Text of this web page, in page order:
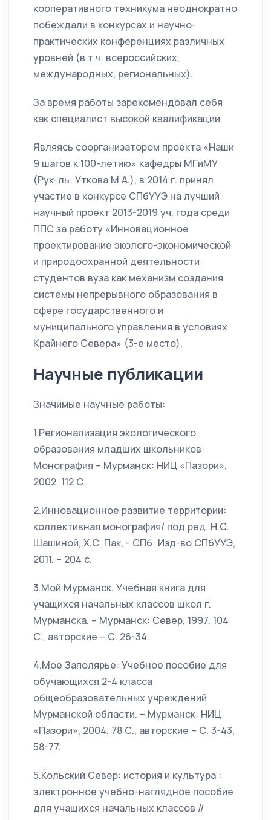
кооперативного техникума неоднократно
побеждали в конкурсах и научно-
практических конференциях различных
уровней (в т.ч. всероссийских,
международных, региональных).
За время работы зарекомендовал себя
как специалист высокой квалификации.
Являясь соорганизатором проекта «Наши
9 шагов к 100-летию» кафедры МГиМУ
(Рук-ль: Уткова М.А.), в 2014 г. принял
участие в конкурсе СПбУУЭ на лучший
научный проект 2013-2019 уч. года среди
ППС за работу «Инновационное
проектирование эколого-экономической
и природоохранной деятельности
студентов вуза как механизм создания
системы непрерывного образования в
сфере государственного и
муниципального управления в условиях
Крайнего Севера» (3-е место).
Научные публикации
Значимые научные работы:
1.Регионализация экологического
образования младших школьников:
Монография – Мурманск: НИЦ «Пазори»,
2002. 112 С.
2.Инновационное развитие территории:
коллективная монография/ под ред. Н.С.
Шашиной, Х.С. Пак, - СПб: Изд-во СПбУУЭ,
2011. – 204 с.
3.Мой Мурманск. Учебная книга для
учащихся начальных классов школ г.
Мурманска. – Мурманск: Север, 1997. 104
С., авторские – С. 26-34.
4.Мое Заполярье: Учебное пособие для
обучающихся 2-4 класса
общеобразовательных учреждений
Мурманской области. – Мурманск: НИЦ
«Пазори», 2004. 78 С., авторские – С. 3-43,
58-77.
5.Кольский Север: история и культура :
электронное учебно-наглядное пособие
для учащихся начальных классов //